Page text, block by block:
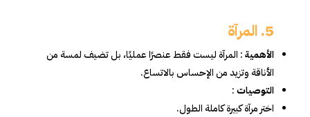
5. المرآة
الأهمية: المرآة ليست فقط عنصرًا عمليًا، بل تضيف لمسة من
الأناقة وتزيد من الإحساس بالاتساع.
التوصيات:
اختر مرآة كبيرة كاملة الطول.